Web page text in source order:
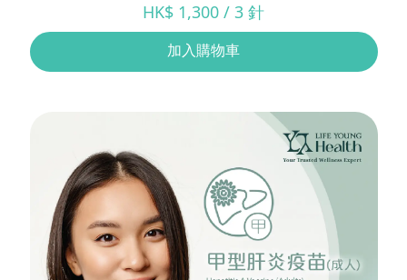
HK$ 1,300 / 3 針
加入購物車